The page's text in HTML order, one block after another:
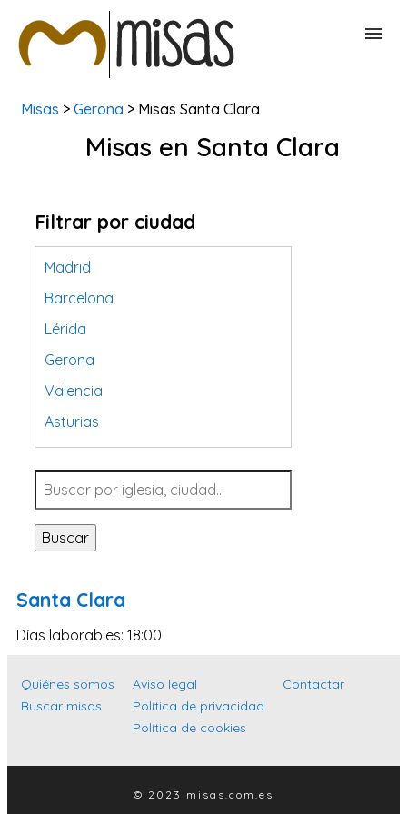
BUSCAR MISAS
Misas > Gerona > Misas Santa Clara
Misas en Santa Clara
Filtrar por ciudad
Madrid
Barcelona
Lérida
Gerona
Valencia
Asturias
Tarragona
Navarra
Valladolid
Sevilla
Santa Cruz de Tenerife
Cantabria
Las Palmas
Alicante
Buscar
Santa Clara
Días laborables: 18:00
Quiénes somos
Buscar misas
Aviso legal
Política de privacidad
Política de cookies
Contactar
© 2023 misas.com.es